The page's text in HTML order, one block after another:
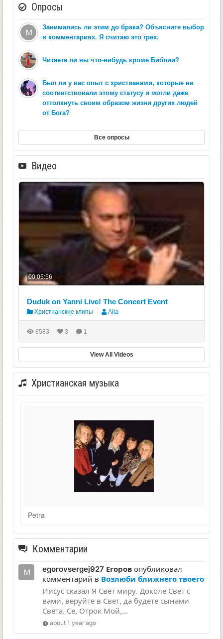
Опросы
Занимались ли этим до брака? Объясните выбор
в комментариях. Я считаю это грех.
Читаете ли вы что-нибудь кроме Библии?
Был ли у вас опыт с христианами, которые не
соответствовали этому статусу и могли даже
оттолкнуть своим образом жизни других людей
от Бога?
Все опросы
Видео
00:05:56
Duduk on Yanni Live! The Concert Event
Христианские клипы Alla
8583 3 1
View All Videos
Христианская музыка
Petra
Комментарии
egorovsergej927 Егоров опубликовал
комментарий в Возлюби ближнего твоего
Иисус сказал Я Свет миру. Доколе Свет с
вами, веруйте в Свет, да будете сынами
Света. Се, Отрок Мой,...
about 1 year ago